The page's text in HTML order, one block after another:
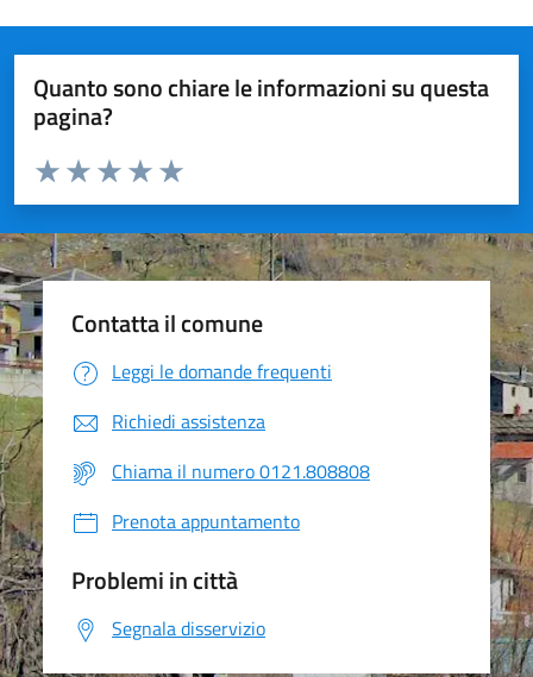
Quanto sono chiare le informazioni su questa
pagina?
Valuta da 1 a 5 stelle la pagina
Valuta 5 stelle su 5
Valuta 4 stelle su 5
Valuta 3 stelle su 5
Valuta 2 stelle su 5
Valuta 1 stelle su 5
Contatta il comune
Leggi le domande frequenti
Richiedi assistenza
Chiama il numero 0121.808808
Prenota appuntamento
Problemi in città
Segnala disservizio